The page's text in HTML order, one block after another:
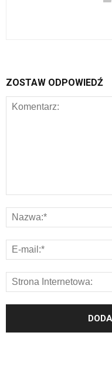
ZOSTAW ODPOWIEDŹ